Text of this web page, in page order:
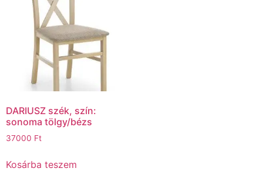
DARIUSZ szék, szín:
sonoma tölgy/bézs
37000 Ft
Kosárba teszem